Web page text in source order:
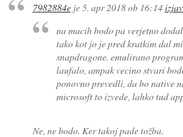
7982884eje5. apr 2018 ob 16:14
na macih bodo pa verjetno
tako kot jo je pred kratkim dal
snapdragone. emulirano
laufalo, ampak vecino stvari
ponovno prevedli, da bo native
microsoft to izvede, lahko tud
Ne, ne bodo. Ker takoj pade tožba.